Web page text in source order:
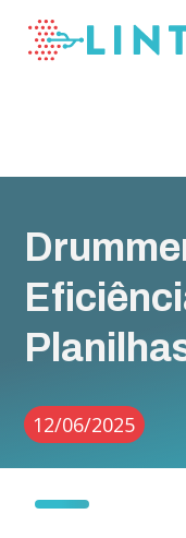
12/06/2025